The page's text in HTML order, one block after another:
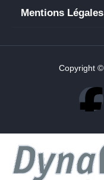
Mentions Légales
Copyright